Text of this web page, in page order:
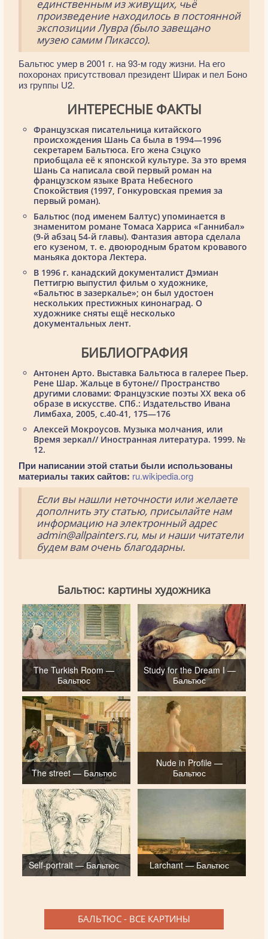
единственным из живущих, чьё
произведение находилось в постоянной
экспозиции Лувра (было завещано
музею самим Пикассо).
Бальтюс умер в 2001 г. на 93-м году жизни. На его
похоронах присутствовал президент Ширак и пел Боно
из группы U2.
ИНТЕРЕСНЫЕ ФАКТЫ
Французская писательница китайского
происхождения Шань Са была в 1994—1996
секретарем Бальтюса. Его жена Сэцуко
приобщала её к японской культуре. За это время
Шань Са написала свой первый роман на
французском языке Врата Небесного
Спокойствия (1997, Гонкуровская премия за
первый роман).
Бальтюс (под именем Балтус) упоминается в
знаменитом романе Томаса Харриса «Ганнибал»
(9-й абзац 54-й главы). Фантазия автора сделала
его кузеном, т. е. двоюродным братом кровавого
маньяка доктора Лектера.
В 1996 г. канадский документалист Дэмиан
Петтигрю выпустил фильм о художнике,
«Бальтюс в зазеркалье»; он был удостоен
нескольких престижных кинонаград. О
художнике сняты ещё несколько
документальных лент.
БИБЛИОГРАФИЯ
Антонен Арто. Выставка Бальтюса в галерее Пьер.
Рене Шар. Жальце в бутоне// Пространство
другими словами: Французские поэты XX века об
образе в искусстве. СПб.: Издательство Ивана
Лимбаха, 2005, c.40-41, 175—176
Алексей Мокроусов. Музыка молчания, или
Время зеркал// Иностранная литература. 1999. №
12.
При написании этой статьи были использованы
материалы таких сайтов: ru.wikipedia.org
Если вы нашли неточности или желаете
дополнить эту статью, присылайте нам
информацию на электронный адрес
admin@allpainters.ru, мы и наши читатели
будем вам очень благодарны.
Бальтюс: картины художника
The Turkish Room —
Бальтюс
Study for the Dream I —
Бальтюс
The street — Бальтюс
Nude in Profile —
Бальтюс
Self-portrait — Бальтюс Larchant — Бальтюс
БАЛЬТЮС - ВСЕ КАРТИНЫ